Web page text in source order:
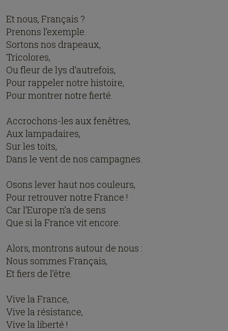
Et nous, Français ?
Prenons l’exemple.
Sortons nos drapeaux,
Tricolores,
Ou fleur de lys d’autrefois,
Pour rappeler notre histoire,
Pour montrer notre fierté.
Accrochons-les aux fenêtres,
Aux lampadaires,
Sur les toits,
Dans le vent de nos campagnes.
Osons lever haut nos couleurs,
Pour retrouver notre France !
Car l’Europe n’a de sens
Que si la France vit encore.
Alors, montrons autour de nous :
Nous sommes Français,
Et fiers de l’être.
Vive la France,
Vive la résistance,
Vive la liberté !